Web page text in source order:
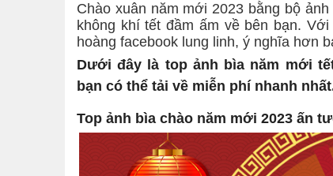
Chào xuân năm mới 2023 bằng bộ
không khí tết đầm ấm về bên bạn.
hoàng facebook lung linh, ý nghĩa hơn
Dưới đây là top ảnh bìa năm mới
bạn có thể tải về miễn phí nhanh
Top ảnh bìa chào năm mới 2023 ấn